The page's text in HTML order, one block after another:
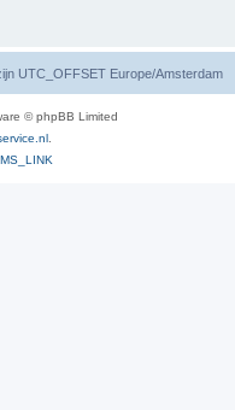
UTC_OFFSET Europe/Amsterdam
© phpBB Limited
.